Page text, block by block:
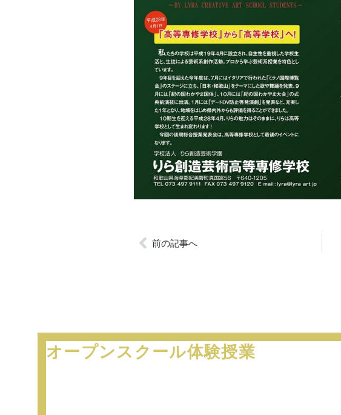
前の記事へ
オープンスクール体験授業